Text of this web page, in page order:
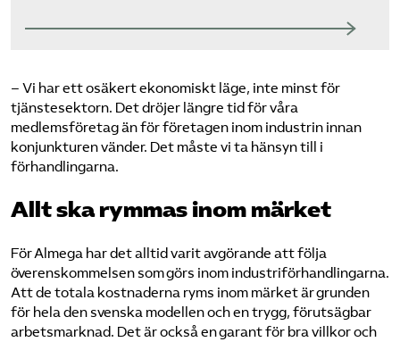
– Vi har ett osäkert ekonomiskt läge, inte minst för
tjänstesektorn. Det dröjer längre tid för våra
medlemsföretag än för företagen inom industrin innan
konjunkturen vänder. Det måste vi ta hänsyn till i
förhandlingarna.
Allt ska rymmas inom märket
För Almega har det alltid varit avgörande att följa
överenskommelsen som görs inom industriförhandlingarna.
Att de totala kostnaderna ryms inom märket är grunden
för hela den svenska modellen och en trygg, förutsägbar
arbetsmarknad. Det är också en garant för bra villkor och